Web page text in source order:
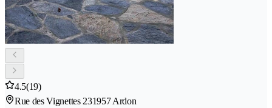
4.5(19)
Rue des Vignettes 231957 Ardon